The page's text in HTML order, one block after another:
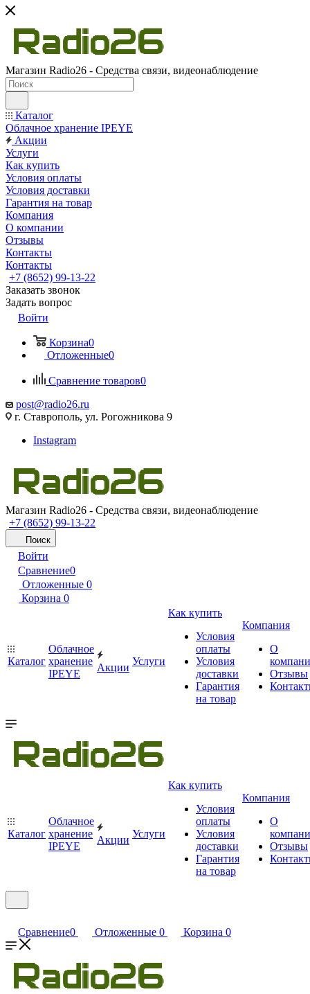
Магазин Radio26 - Средства связи, видеонаблюдение
Каталог
Облачное хранение IPEYE
Акции
Услуги
Как купить
Условия оплаты
Условия доставки
Гарантия на товар
Компания
О компании
Отзывы
Контакты
Контакты
+7 (8652) 99-13-22
Заказать звонок
Задать вопрос
Войти
Корзина0
Отложенные0
Сравнение товаров0
post@radio26.ru
г. Ставрополь, ул. Рогожникова 9
Instagram
Магазин Radio26 - Средства связи, видеонаблюдение
+7 (8652) 99-13-22
Поиск
Войти
Сравнение0
Отложенные 0
Корзина 0
Каталог
Облачное
хранение
IPEYE
Акции
Услуги
Как купить
Условия
оплаты
Условия
доставки
Гарантия
на товар
Компания
О
Отзывы
Каталог
Облачное
хранение
IPEYE
Акции
Услуги
Как купить
Условия
оплаты
Условия
доставки
Гарантия
на товар
Компания
О
Отзывы
Сравнение0 Отложенные 0 Корзина 0